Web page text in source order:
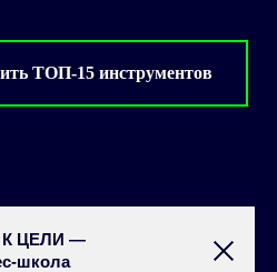
ТОП-15 инструментов
К ЦЕЛИ —
школа